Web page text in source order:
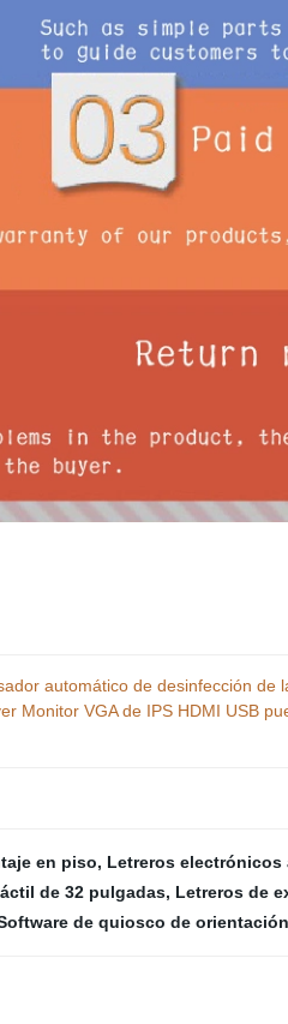
automático de desinfección
Monitor VGA de IPS HDMI USB
en piso, Letreros electrónicos
de 32 pulgadas, Letreros de
de quiosco de orientación